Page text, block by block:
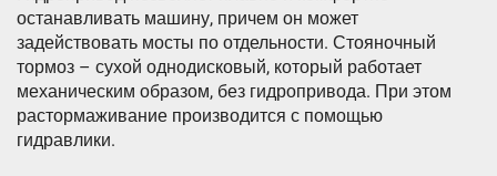
останавливать машину, причем он может
задействовать мосты по отдельности. Стояночный
тормоз – сухой однодисковый, который работает
механическим образом, без гидропривода. При этом
растормаживание производится с помощью
гидравлики.